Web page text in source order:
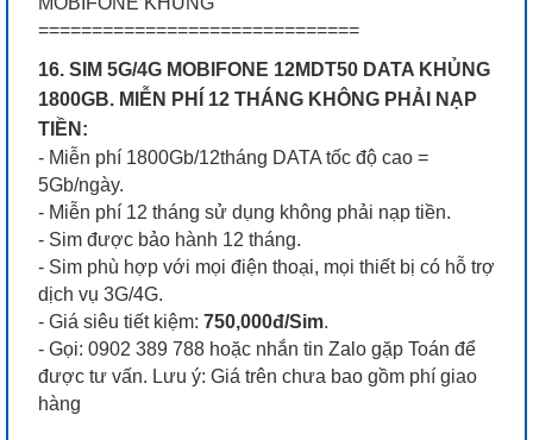
==============================
16. SIM 5G/4G MOBIFONE 12MDT50 DATA KHỦNG
1800GB. MIỄN PHÍ 12 THÁNG KHÔNG PHẢI NẠP
TIỀN:
- Miễn phí 1800Gb/12tháng DATA tốc độ cao =
5Gb/ngày.
- Miễn phí 12 tháng sử dụng không phải nạp tiền.
- Sim được bảo hành 12 tháng.
- Sim phù hợp với mọi điện thoại, mọi thiết bị có hỗ trợ
dịch vụ 3G/4G.
- Giá siêu tiết kiệm: 750,000đ/Sim.
- Gọi: 0902 389 788 hoặc nhắn tin Zalo gặp Toán để
được tư vấn. Lưu ý: Giá trên chưa bao gồm phí giao
hàng